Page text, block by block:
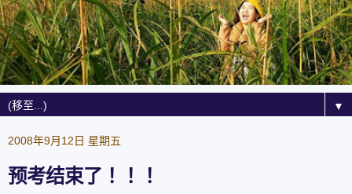
▼
2008年9月12日 星期五
预考结束了！！！